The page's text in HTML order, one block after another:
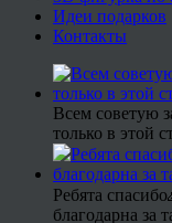
Идеи подарков
Контакты
Всем советую
только в этой
Ребята
благодарна за